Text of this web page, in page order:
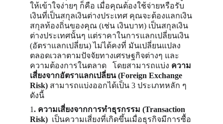
ให้เข้าใจง่ายๆ ก็คือ เมื่อคุณต้องใช้จ่ายหรือรับ
เงินที่เป็นสกุลเงินต่างประเทศ คุณจะต้องแลกเงิน
สกุลท้องถิ่นของคุณ (เช่น เงินบาท) เป็นสกุลเงิน
ต่างประเทศนั้นๆ แต่ราคาในการแลกเปลี่ยนเงิน
(อัตราแลกเปลี่ยน) ไม่ได้คงที่ มันเปลี่ยนแปลง
ตลอดเวลาตามปัจจัยทางเศรษฐกิจต่างๆ และ
ความต้องการในตลาด   โดยสามารถแบ่ง ความ
เสี่ยงจากอัตราแลกเปลี่ยน (Foreign Exchange
Risk) สามารถแบ่งออกได้เป็น 3 ประเภทหลัก ๆ
ดังนี้
1. ความเสี่ยงจากการทำธุรกรรม (Transaction
Risk) เป็นความเสี่ยงที่เกิดขึ้นเมื่อธุรกิจมีการซื้อ